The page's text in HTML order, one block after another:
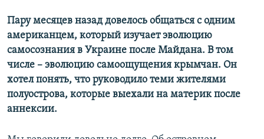
Пару месяцев назад довелось общаться с одним
американцем, который изучает эволюцию
самосознания в Украине после Майдана. В том
числе – эволюцию самоощущения крымчан. Он
хотел понять, что руководило теми жителями
полуострова, которые выехали на материк после
аннексии.